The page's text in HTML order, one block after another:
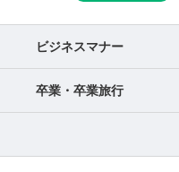
ビジネスマナー
卒業・卒業旅行